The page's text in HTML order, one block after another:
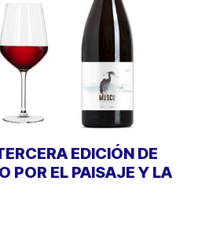
EDICIÓN DE
POR EL PAISAJE Y LA